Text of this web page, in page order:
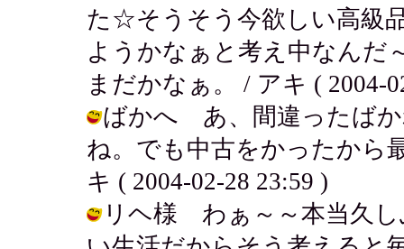
た☆そうそう今欲しい高級
ようかなぁと考え中なんだ
まだかなぁ。 / アキ ( 2004-
ばかへ あ、間違ったば
ね。でも中古をかったから
キ ( 2004-02-28 23:59 )
リヘ様 わぁ～～本当久し